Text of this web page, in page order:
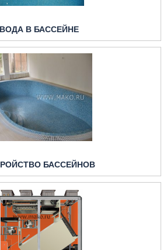
ВОДА В БАССЕЙНЕ
БАССЕЙНОВ